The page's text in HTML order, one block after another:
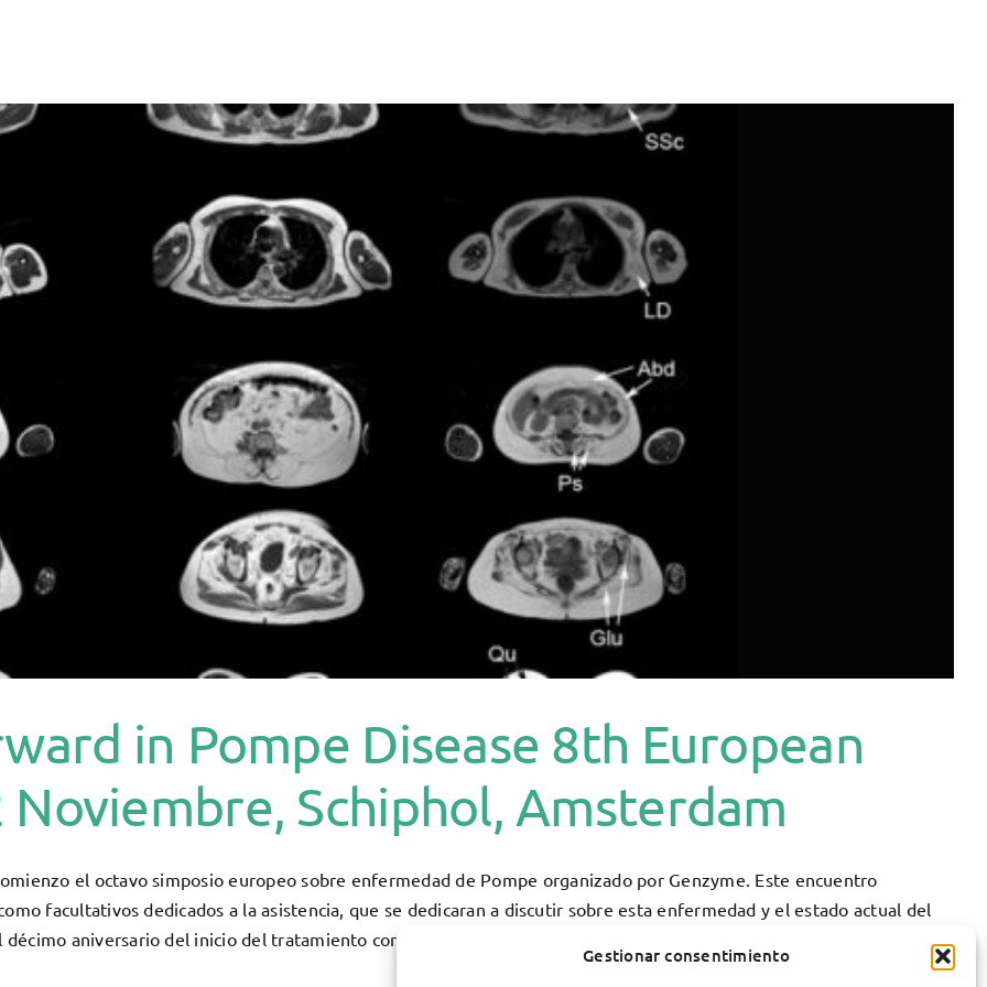
Gestionar consentimiento
in Pompe Disease 8th European
Noviembre, Schiphol, Amsterdam
el octavo simposio europeo sobre enfermedad de Pompe organizado por Genzyme. Este encuentro
facultativos dedicados a la asistencia, que se dedicaran a discutir sobre esta enfermedad y el estado actual del
aniversario del inicio del tratamiento con encima recombinante sustitutivo.